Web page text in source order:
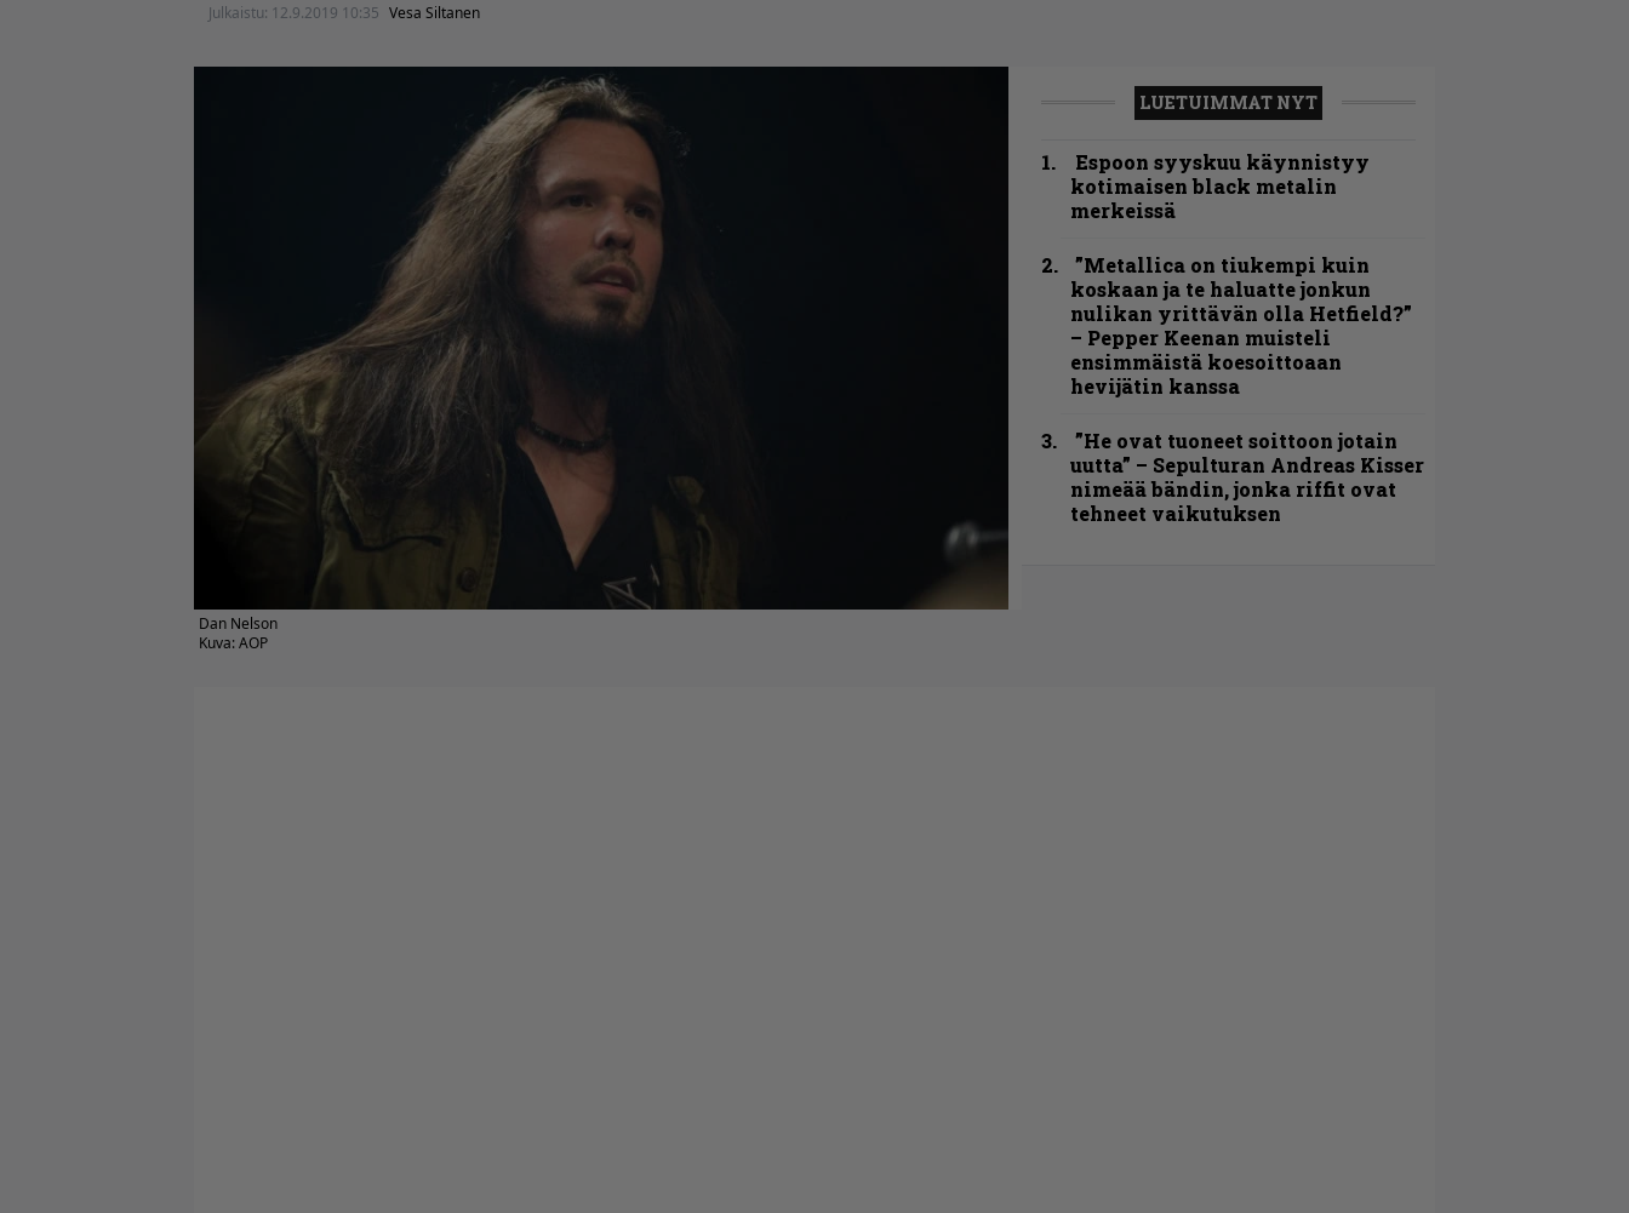
Julkaistu: 12.9.2019 10:35 Vesa Siltanen
Dan Nelson
Kuva: AOP
LUETUIMMAT NYT
Espoon syyskuu käynnistyy
kotimaisen black metalin
merkeissä
”Metallica on tiukempi kuin
koskaan ja te haluatte jonkun
nulikan yrittävän olla Hetfield?”
– Pepper Keenan muisteli
ensimmäistä koesoittoaan
hevijätin kanssa
”He ovat tuoneet soittoon jotain
uutta” – Sepulturan Andreas Kisser
nimeää bändin, jonka riffit ovat
tehneet vaikutuksen